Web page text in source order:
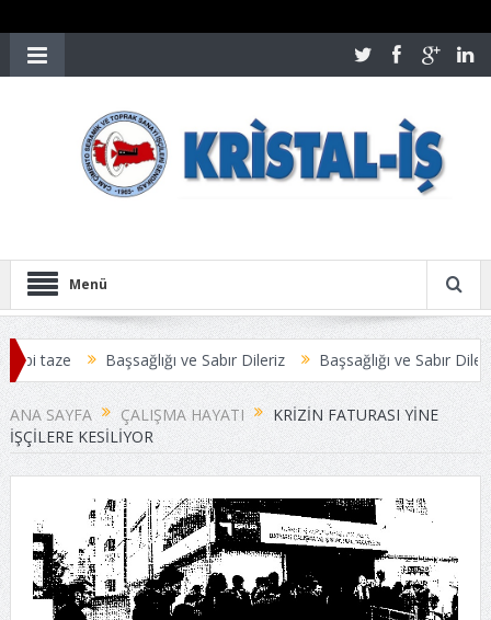
Menü
taze Başsağlığı ve Sabır Dileriz Başsağlığı ve Sabır Dileriz
ANA SAYFA ÇALIŞMA HAYATI
KRIZIN FATURASI YINE
IŞÇILERE KESILIYOR